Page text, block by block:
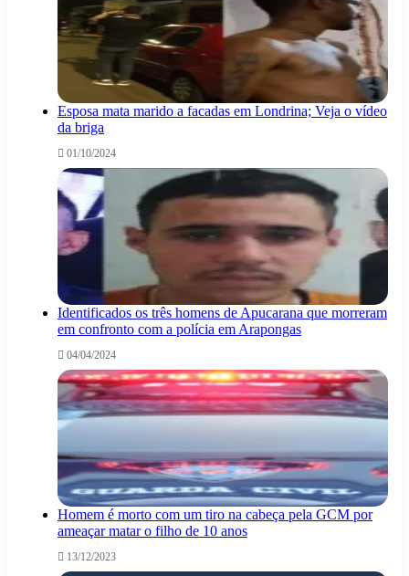
Esposa mata marido a facadas em Londrina; Veja o vídeo
da briga
01/10/2024
Identificados os três homens de Apucarana que morreram
em confronto com a polícia em Arapongas
04/04/2024
Homem é morto com um tiro na cabeça pela GCM por
ameaçar matar o filho de 10 anos
13/12/2023